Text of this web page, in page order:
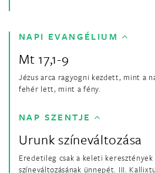
NAPI EVANGÉLIUM
Mt 17,1-9
Jézus arca ragyogni kezdett, mint a
fehér lett, mint a fény.
NAP SZENTJE
Urunk színeváltozása
Eredetileg csak a keleti
színeváltozásának ünnepét. III.